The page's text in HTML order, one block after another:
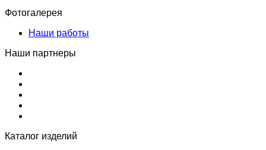
Фотогалерея
Наши работы
Наши партнеры
Каталог изделий